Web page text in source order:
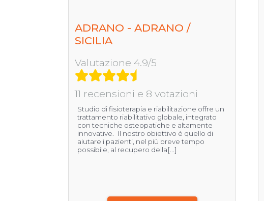
ADRANO - ADRANO /
SICILIA
Valutazione 4.9/5
11 recensioni e 8 votazioni
Studio di fisioterapia e riabilitazione offre un
trattamento riabilitativo globale, integrato
con tecniche osteopatiche e altamente
innovative. Il nostro obiettivo è quello di
aiutare i pazienti, nel più breve tempo
possibile, al recupero della[...]